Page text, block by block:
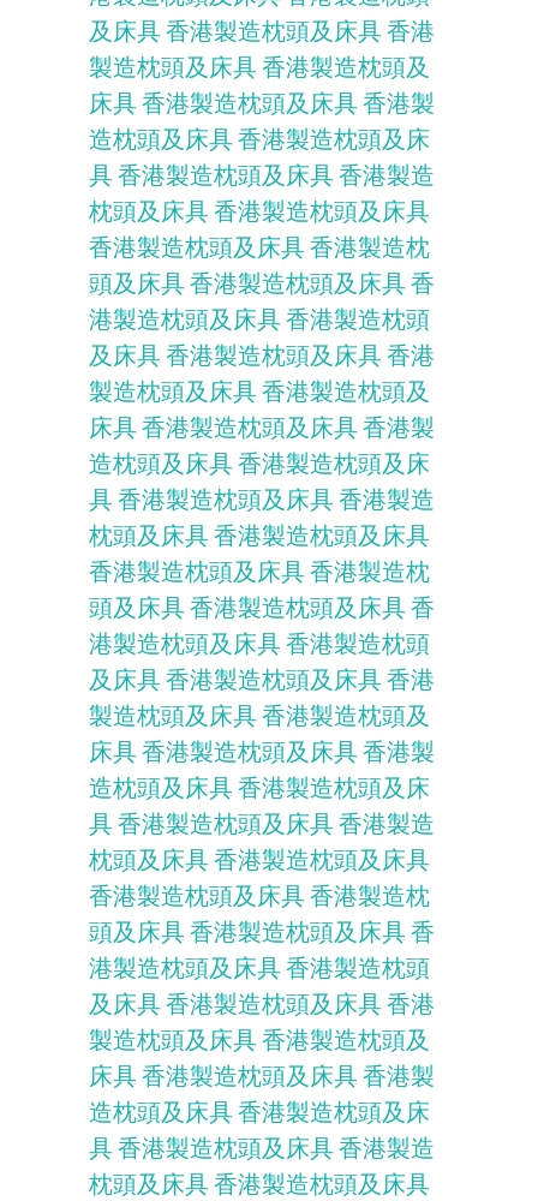
及床具香港製造枕頭及床具香港
製造枕頭及床具香港製造枕頭及
床具香港製造枕頭及床具香港製
造枕頭及床具香港製造枕頭及床
具香港製造枕頭及床具香港製造
枕頭及床具香港製造枕頭及床具
香港製造枕頭及床具香港製造枕
頭及床具香港製造枕頭及床具香
港製造枕頭及床具香港製造枕頭
及床具香港製造枕頭及床具香港
製造枕頭及床具香港製造枕頭及
床具香港製造枕頭及床具香港製
造枕頭及床具香港製造枕頭及床
具香港製造枕頭及床具香港製造
枕頭及床具香港製造枕頭及床具
香港製造枕頭及床具香港製造枕
頭及床具香港製造枕頭及床具香
港製造枕頭及床具香港製造枕頭
及床具香港製造枕頭及床具香港
製造枕頭及床具香港製造枕頭及
床具香港製造枕頭及床具香港製
造枕頭及床具香港製造枕頭及床
具香港製造枕頭及床具香港製造
枕頭及床具香港製造枕頭及床具
香港製造枕頭及床具香港製造枕
頭及床具香港製造枕頭及床具香
港製造枕頭及床具香港製造枕頭
及床具香港製造枕頭及床具香港
製造枕頭及床具香港製造枕頭及
床具香港製造枕頭及床具香港製
造枕頭及床具香港製造枕頭及床
具香港製造枕頭及床具香港製造
枕頭及床具香港製造枕頭及床具